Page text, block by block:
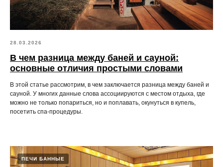
28.03.2026
В чем разница между баней и сауной:
основные отличия простыми словами
В этой статье рассмотрим, в чем заключается разница между баней и
сауной. У многих данные слова ассоциируются с местом отдыха, где
можно не только попариться, но и поплавать, окунуться в купель,
посетить спа-процедуры.
ПЕЧИ БАННЫЕ